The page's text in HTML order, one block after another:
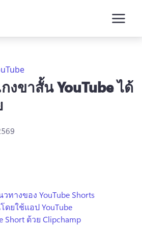
งขาสั้น YouTube ได้
ทางของ YouTube Shorts
ดยใช้แอป YouTube
Short ด้วย Clipchamp